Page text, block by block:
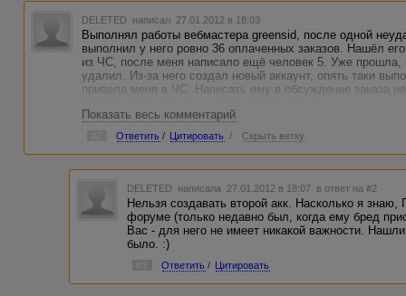
DELETED написал 27.01.2012 в 18:03
Выполнял работы вебмастера greensid, после одной
выполнил у него ровно 36 оплаченных заказов. Нашёл
из ЧС, после меня написало ещё человек 5. Уже
удалил. Из-за него создал новый аккаунт, опять таки
привела меня в ЧС. Написать ему в обсуждение заказа
На форуме уже встретил, как минимум 5 человек, у
надеюсь, что совместными усилиями, вы сможете
обсуждения заказов, чтобы он зашёл по этой ссылке:
У него хорошие заказы, поэтому не хочется терять
Спасибо всем!
Показать весь комментарий
Ответить / Цитировать / Скрыть ветку
DELETED написала 27.01.2012 в 18:07 в ответ на #2
Нельзя создавать второй акк. Насколько я
форуме (только недавно был, когда ему бред
Вас - для него не имеет никакой важности.
было. :)
Ответить / Цитировать